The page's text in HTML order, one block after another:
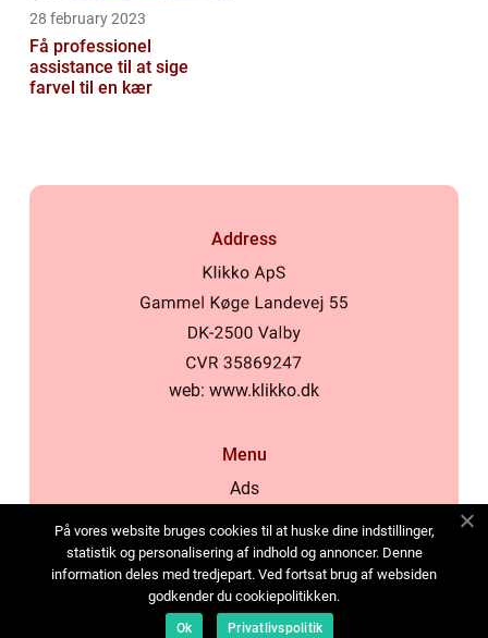
28 february 2023
Få professionel
assistance til at sige
farvel til en kær
Address
web: www.klikko.dk
Menu
Ads
Cookies
Contact
Sitemap
På vores website bruges cookies til at huske dine indstillinger,
statistik og personalisering af indhold og annoncer. Denne
information deles med tredjepart. Ved fortsat brug af websiden
godkender du cookiepolitikken.
Ok Privatlivspolitik